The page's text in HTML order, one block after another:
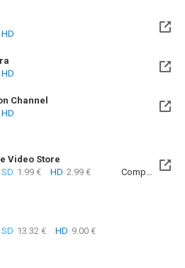
el Mié, 30 Jun 2027 (Quedan 10 meses)
HD
el Mié, 30 Jun 2027 (Quedan 10 meses)
HD
Channel
HD
Video Store
SD 1.99 € HD 2.99 € Compra: SD
SD 13.32 € HD 9.00 €